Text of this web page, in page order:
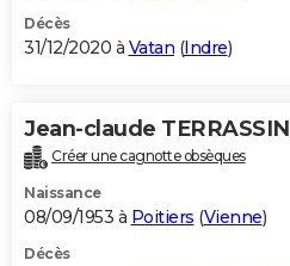
Décès
31/12/2020 à Vatan (Indre)
Jean-claude TERRASSIN
Créer une cagnotte obsèques
Naissance
08/09/1953 à Poitiers (Vienne)
Décès